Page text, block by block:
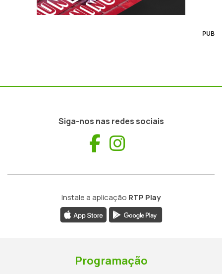
PUB
Siga-nos nas redes sociais
Facebook
Instale a aplicação RTP Play
Programação